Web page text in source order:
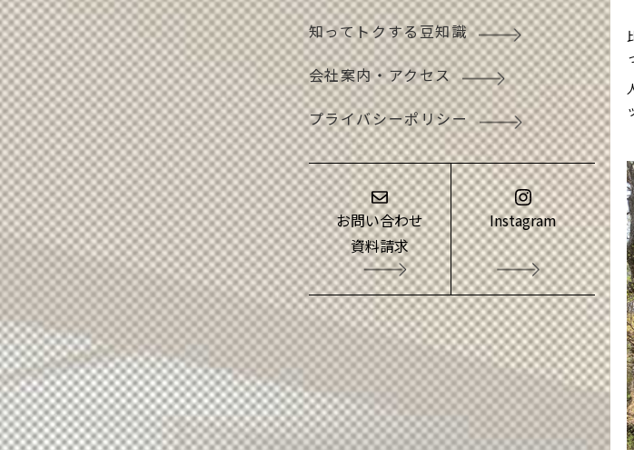
知ってトクする豆知識
会社案内・アクセス
プライバシーポリシー
お問い合わせ
資料請求
Instagram